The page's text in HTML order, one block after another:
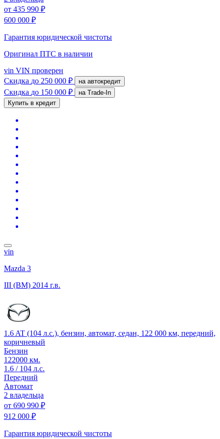
от 435 990 ₽
600 000 ₽
Гарантия юридической чистоты
Оригинал ПТС в наличии
vin VIN проверен
Скидка до 250 000 ₽ на автокредит
Скидка до 150 000 ₽
на Trade-In
Купить в кредит
vin
Mazda 3
III (BM) 2014 г.в.
1.6 AT (104 л.с.), бензин, автомат, седан, 122 000 км, передний,
коричневый
Бензин
122000 км.
1.6 / 104 л.с.
Передний
Автомат
2 владельца
от 690 990 ₽
912 000 ₽
Гарантия юридической чистоты